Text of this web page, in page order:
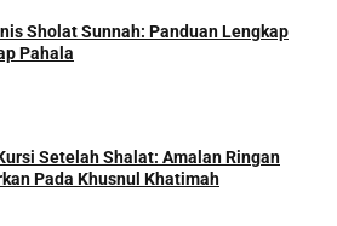
Sholat Sunnah: Panduan Lengkap
Pahala
Setelah Shalat: Amalan Ringan
Pada Khusnul Khatimah